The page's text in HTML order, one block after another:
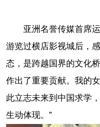
亚洲名誉传媒首席
游览过横店影视城后，
态，是跨越国界的文化
作出了重要贡献。我的
此立志未来到中国求学
生动体现。”